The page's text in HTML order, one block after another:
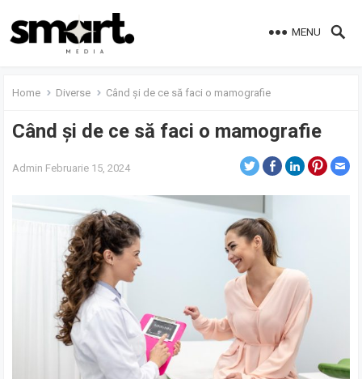
MENU
Home Diverse Când și de ce să faci o mamografie
Când și de ce să faci o mamografie
Admin Februarie 15, 2024